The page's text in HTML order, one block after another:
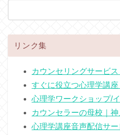
リンク集
カウンセリングサービ
すぐに役立つ心理学講座
心理学ワークショップ/
カウンセラーの母校｜
心理学講座音声配信サ